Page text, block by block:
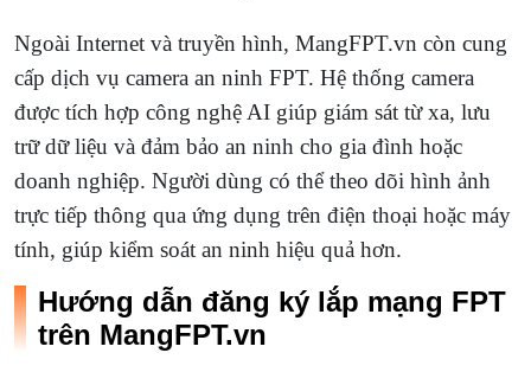
Ngoài Internet và truyền hình, MangFPT.vn còn cung
cấp dịch vụ camera an ninh FPT. Hệ thống camera
được tích hợp công nghệ AI giúp giám sát từ xa, lưu
trữ dữ liệu và đảm bảo an ninh cho gia đình hoặc
doanh nghiệp. Người dùng có thể theo dõi hình ảnh
trực tiếp thông qua ứng dụng trên điện thoại hoặc máy
tính, giúp kiểm soát an ninh hiệu quả hơn.
Hướng dẫn đăng ký lắp mạng FPT
trên MangFPT.vn